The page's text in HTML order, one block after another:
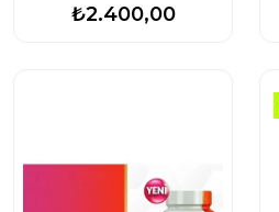
₺2.400,00